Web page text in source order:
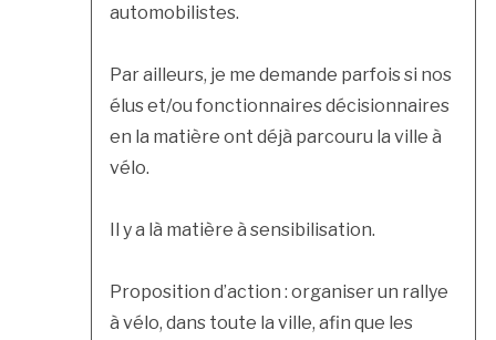
automobilistes.
Par ailleurs, je me demande parfois si nos
élus et/ou fonctionnaires décisionnaires
en la matière ont déjà parcouru la ville à
vélo.
Il y a là matière à sensibilisation.
Proposition d’action : organiser un rallye
à vélo, dans toute la ville, afin que les